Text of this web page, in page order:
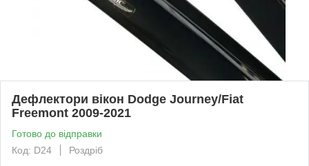
Дефлектори вікон Dodge Journey/Fiat
Freemont 2009-2021
Готово до відправки
Код: D24
Роздріб